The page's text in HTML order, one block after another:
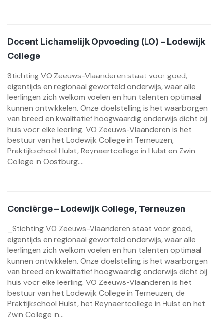
Docent Lichamelijk Opvoeding (LO) – Lodewijk
College
Stichting VO Zeeuws-Vlaanderen staat voor goed,
eigentijds en regionaal geworteld onderwijs, waar alle
leerlingen zich welkom voelen en hun talenten optimaal
kunnen ontwikkelen. Onze doelstelling is het waarborgen
van breed en kwalitatief hoogwaardig onderwijs dicht bij
huis voor elke leerling. VO Zeeuws-Vlaanderen is het
bestuur van het Lodewijk College in Terneuzen,
Praktijkschool Hulst, Reynaertcollege in Hulst en Zwin
College in Oostburg....
Conciërge – Lodewijk College, Terneuzen
_Stichting VO Zeeuws-Vlaanderen staat voor goed,
eigentijds en regionaal geworteld onderwijs, waar alle
leerlingen zich welkom voelen en hun talenten optimaal
kunnen ontwikkelen. Onze doelstelling is het waarborgen
van breed en kwalitatief hoogwaardig onderwijs dicht bij
huis voor elke leerling. VO Zeeuws-Vlaanderen is het
bestuur van het Lodewijk College in Terneuzen, de
Praktijkschool Hulst, het Reynaertcollege in Hulst en het
Zwin College in...